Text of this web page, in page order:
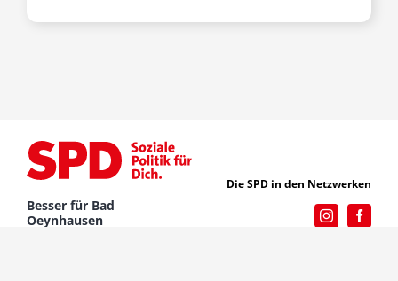
Besser für Bad
Oeynhausen
Die SPD in den Netzwerken